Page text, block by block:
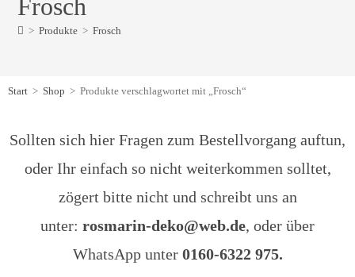
Frosch
> Produkte > Frosch
Start > Shop > Produkte verschlagwortet mit „Frosch“
Sollten sich hier Fragen zum Bestellvorgang auftun,
oder Ihr einfach so nicht weiterkommen solltet,
zögert bitte nicht und schreibt uns an
unter: rosmarin-deko@web.de, oder über
WhatsApp unter 0160-6322 975.